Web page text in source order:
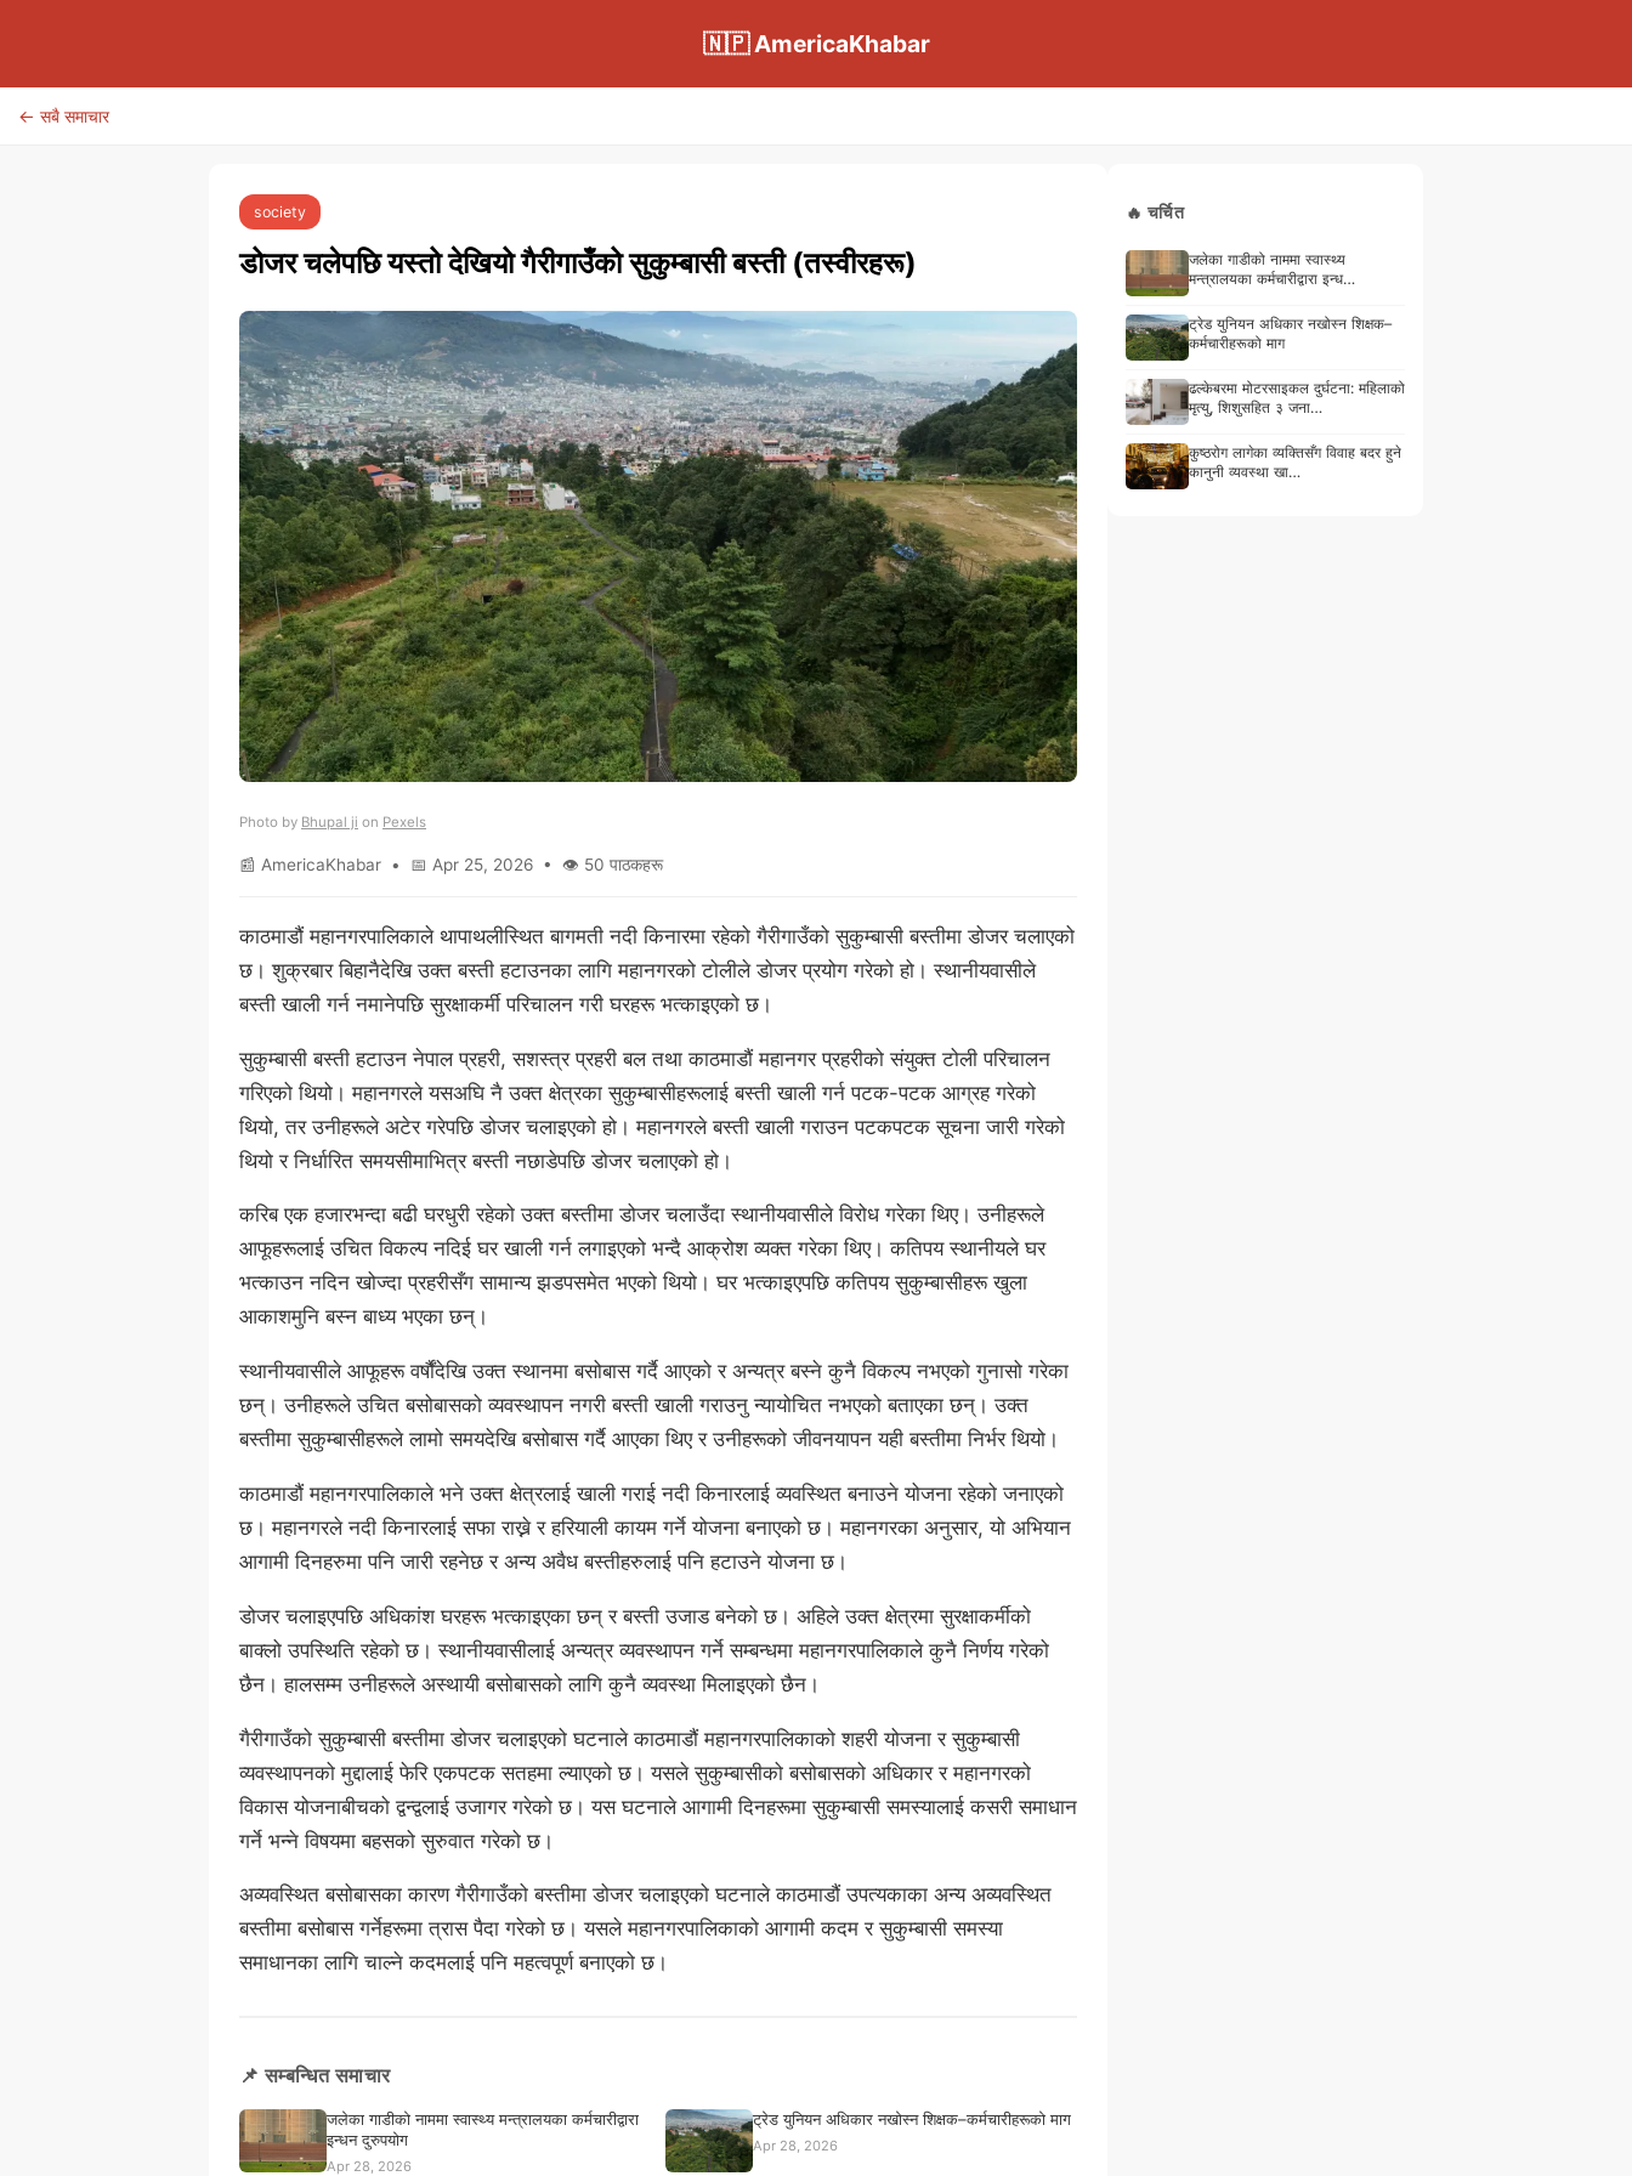
🇳🇵 AmericaKhabar
← सबै समाचार
society
डोजर चलेपछि यस्तो देखियो गैरीगाउँको सुकुम्बासी बस्ती (तस्वीरहरू)
Photo by Bhupal ji on Pexels
📰 AmericaKhabar • 📅 Apr 25, 2026 • 👁 50 पाठकहरू
काठमाडौं महानगरपालिकाले थापाथलीस्थित बागमती नदी किनारमा रहेको गैरीगाउँको सुकुम्बासी बस्तीमा डोजर चलाएको
छ। शुक्रबार बिहानैदेखि उक्त बस्ती हटाउनका लागि महानगरको टोलीले डोजर प्रयोग गरेको हो। स्थानीयवासीले
बस्ती खाली गर्न नमानेपछि सुरक्षाकर्मी परिचालन गरी घरहरू भत्काइएको छ।
सुकुम्बासी बस्ती हटाउन नेपाल प्रहरी, सशस्त्र प्रहरी बल तथा काठमाडौं महानगर प्रहरीको संयुक्त टोली परिचालन
गरिएको थियो। महानगरले यसअघि नै उक्त क्षेत्रका सुकुम्बासीहरूलाई बस्ती खाली गर्न पटक-पटक आग्रह गरेको
थियो, तर उनीहरूले अटेर गरेपछि डोजर चलाइएको हो। महानगरले बस्ती खाली गराउन पटकपटक सूचना जारी गरेको
थियो र निर्धारित समयसीमाभित्र बस्ती नछाडेपछि डोजर चलाएको हो।
करिब एक हजारभन्दा बढी घरधुरी रहेको उक्त बस्तीमा डोजर चलाउँदा स्थानीयवासीले विरोध गरेका थिए। उनीहरूले
आफूहरूलाई उचित विकल्प नदिई घर खाली गर्न लगाइएको भन्दै आक्रोश व्यक्त गरेका थिए। कतिपय स्थानीयले घर
भत्काउन नदिन खोज्दा प्रहरीसँग सामान्य झडपसमेत भएको थियो। घर भत्काइएपछि कतिपय सुकुम्बासीहरू खुला
आकाशमुनि बस्न बाध्य भएका छन्।
स्थानीयवासीले आफूहरू वर्षौंदेखि उक्त स्थानमा बसोबास गर्दै आएको र अन्यत्र बस्ने कुनै विकल्प नभएको गुनासो गरेका
छन्। उनीहरूले उचित बसोबासको व्यवस्थापन नगरी बस्ती खाली गराउनु न्यायोचित नभएको बताएका छन्। उक्त
बस्तीमा सुकुम्बासीहरूले लामो समयदेखि बसोबास गर्दै आएका थिए र उनीहरूको जीवनयापन यही बस्तीमा निर्भर थियो।
काठमाडौं महानगरपालिकाले भने उक्त क्षेत्रलाई खाली गराई नदी किनारलाई व्यवस्थित बनाउने योजना रहेको जनाएको
छ। महानगरले नदी किनारलाई सफा राख्ने र हरियाली कायम गर्ने योजना बनाएको छ। महानगरका अनुसार, यो अभियान
आगामी दिनहरुमा पनि जारी रहनेछ र अन्य अवैध बस्तीहरुलाई पनि हटाउने योजना छ।
डोजर चलाइएपछि अधिकांश घरहरू भत्काइएका छन् र बस्ती उजाड बनेको छ। अहिले उक्त क्षेत्रमा सुरक्षाकर्मीको
बाक्लो उपस्थिति रहेको छ। स्थानीयवासीलाई अन्यत्र व्यवस्थापन गर्ने सम्बन्धमा महानगरपालिकाले कुनै निर्णय गरेको
छैन। हालसम्म उनीहरूले अस्थायी बसोबासको लागि कुनै व्यवस्था मिलाइएको छैन।
गैरीगाउँको सुकुम्बासी बस्तीमा डोजर चलाइएको घटनाले काठमाडौं महानगरपालिकाको शहरी योजना र सुकुम्बासी
व्यवस्थापनको मुद्दालाई फेरि एकपटक सतहमा ल्याएको छ। यसले सुकुम्बासीको बसोबासको अधिकार र महानगरको
विकास योजनाबीचको द्वन्द्वलाई उजागर गरेको छ। यस घटनाले आगामी दिनहरूमा सुकुम्बासी समस्यालाई कसरी समाधान
गर्ने भन्ने विषयमा बहसको सुरुवात गरेको छ।
अव्यवस्थित बसोबासका कारण गैरीगाउँको बस्तीमा डोजर चलाइएको घटनाले काठमाडौं उपत्यकाका अन्य अव्यवस्थित
बस्तीमा बसोबास गर्नेहरूमा त्रास पैदा गरेको छ। यसले महानगरपालिकाको आगामी कदम र सुकुम्बासी समस्या
समाधानका लागि चाल्ने कदमलाई पनि महत्वपूर्ण बनाएको छ।
📌 सम्बन्धित समाचार
जलेका गाडीको नाममा स्वास्थ्य मन्त्रालयका कर्मचारीद्वारा
इन्धन दुरुपयोग
Apr 28, 2026
ट्रेड युनियन अधिकार नखोस्न शिक्षक–कर्मचारीहरूको माग
Apr 28, 2026
🔥 चर्चित
जलेका गाडीको नाममा स्वास्थ्य
मन्त्रालयका कर्मचारीद्वारा इन्ध…
ट्रेड युनियन अधिकार नखोस्न शिक्षक–
कर्मचारीहरूको माग
ढल्केबरमा मोटरसाइकल दुर्घटना: महिलाको
मृत्यु, शिशुसहित ३ जना…
कुष्ठरोग लागेका व्यक्तिसँग विवाह बदर हुने
कानुनी व्यवस्था खा…